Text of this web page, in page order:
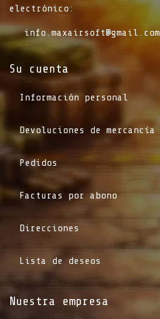
electrónico:
info.maxairsoft@gmail.com
Su cuenta
Información personal
Devoluciones de mercancía
Pedidos
Facturas por abono
Direcciones
Lista de deseos
Nuestra empresa